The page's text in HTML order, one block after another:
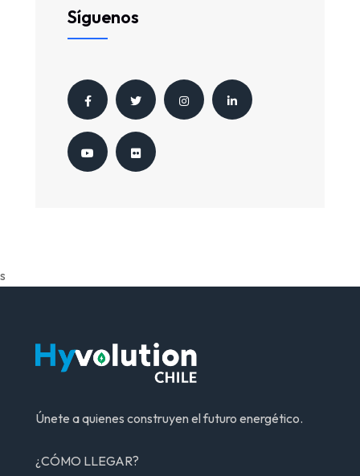
Síguenos
s
Únete a quienes construyen el futuro energético.
¿CÓMO LLEGAR?